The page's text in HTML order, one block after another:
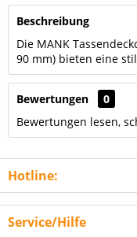
Beschreibung
Die MANK
90 mm) bieten eine
Bewertungen
0
Bewertungen lesen,
Hotline:
Service/Hilfe